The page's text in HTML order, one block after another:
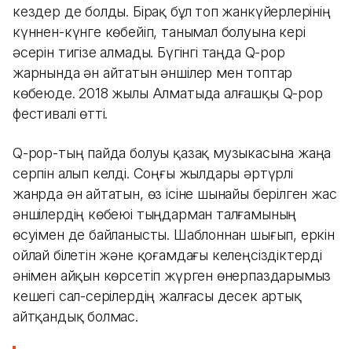
кездер де болды. Бірақ бұл топ жанкүйерлерінің
күннен-күнге көбейіп, танымал болуына кері
әсерін тигізе алмады. Бүгінгі таңда Q-pop
жарнында ән айтатын әншілер мен топтар
көбеюде. 2018 жылы Алматыда алғашқы Q-pop
фестивалі өтті.
Q-pop-тың пайда болуы қазақ музыкасына жаңа
серпін алып келді. Соңғы жылдары әртүрлі
жанрда ән айтатын, өз ісіне шынайы берілген жас
әншілердің көбеюі тыңдарман талғамының
өсуімен де байланысты. Шаблоннан шығып, еркін
ойлай білетін және қоғамдағы келеңсіздіктерді
әнімен айқын көрсетіп жүрген өнерпаздарымыз
кешегі сал-серілердің жалғасы десек артық
айтқандық болмас.